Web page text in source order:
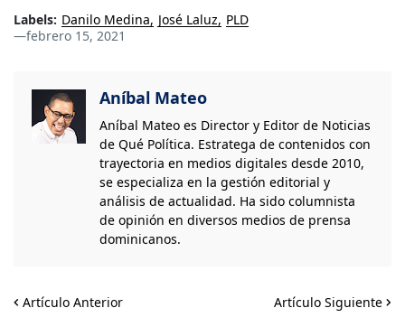
Labels: Danilo Medina José Laluz PLD
—febrero 15, 2021
Aníbal Mateo
Aníbal Mateo es Director y Editor de Noticias
de Qué Política. Estratega de contenidos con
trayectoria en medios digitales desde 2010,
se especializa en la gestión editorial y
análisis de actualidad. Ha sido columnista
de opinión en diversos medios de prensa
dominicanos.
Artículo Anterior Artículo Siguiente